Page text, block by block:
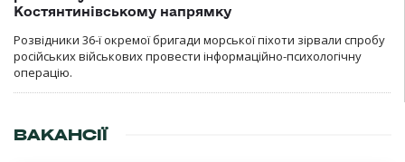
Костянтинівському напрямку
Розвідники 36-ї окремої бригади морської піхоти зірвали спробу
російських військових провести інформаційно-психологічну
операцію.
ВАКАНСІЇ